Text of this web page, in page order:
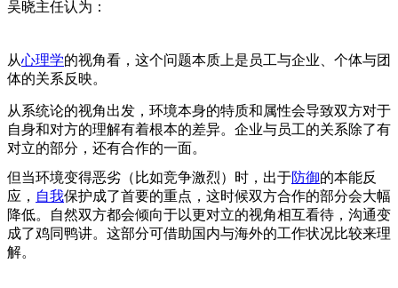
吴晓主任认为：
从心理学的视角看，这个问题本质上是员工与企业、个体与团
体的关系反映。
从系统论的视角出发，环境本身的特质和属性会导致双方对于
自身和对方的理解有着根本的差异。企业与员工的关系除了有
对立的部分，还有合作的一面。
但当环境变得恶劣（比如竞争激烈）时，出于防御的本能反
应， 自我保护成了首要的重点，这时候双方合作的部分会大幅
降低。自然双方都会倾向于以更对立的视角相互看待，沟通变
成了鸡同鸭讲。这部分可借助国内与海外的工作状况比较来理
解。